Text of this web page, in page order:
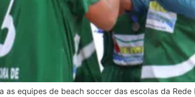
equipes de beach soccer das escolas da